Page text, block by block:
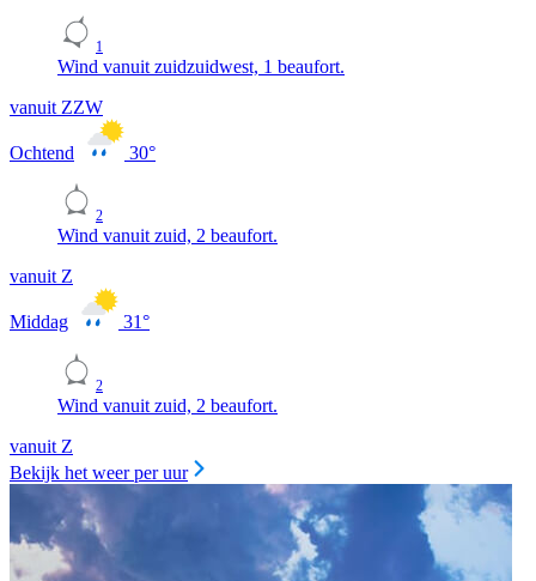
1
Wind vanuit zuidzuidwest, 1 beaufort.
vanuit ZZW
Ochtend 30°
2
Wind vanuit zuid, 2 beaufort.
vanuit Z
Middag 31°
2
Wind vanuit zuid, 2 beaufort.
vanuit Z
Bekijk het weer per uur